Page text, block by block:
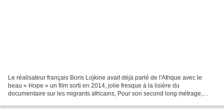
Le réalisateur français Boris Lojkine avait déjà parlé de l'Afrique avec le
beau « Hope » un film sorti en 2014, jolie fresque à la lisière du
documentaire sur les migrants africains, Pour son second long métrage,